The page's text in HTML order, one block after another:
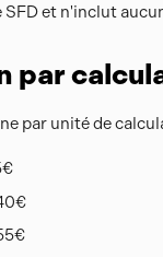
et n'inclut
par
par unité de